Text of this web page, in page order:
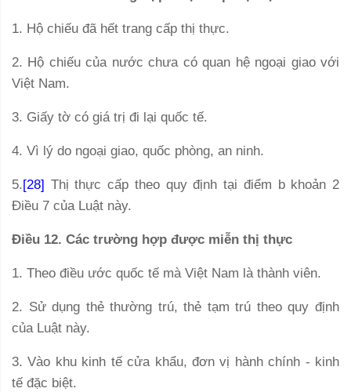
1. Hộ chiếu đã hết trang cấp thị thực.
2. Hộ chiếu của nước chưa có quan hệ ngoại giao với
Việt Nam.
3. Giấy tờ có giá trị đi lại quốc tế.
4. Vì lý do ngoại giao, quốc phòng, an ninh.
5.[28] Thị thực cấp theo quy định tại điểm b khoản 2
Điều 7 của Luật này.
Điều 12. Các trường hợp được miễn thị thực
1. Theo điều ước quốc tế mà Việt Nam là thành viên.
2. Sử dụng thẻ thường trú, thẻ tạm trú theo quy định
của Luật này.
3. Vào khu kinh tế cửa khẩu, đơn vị hành chính - kinh
tế đặc biệt.